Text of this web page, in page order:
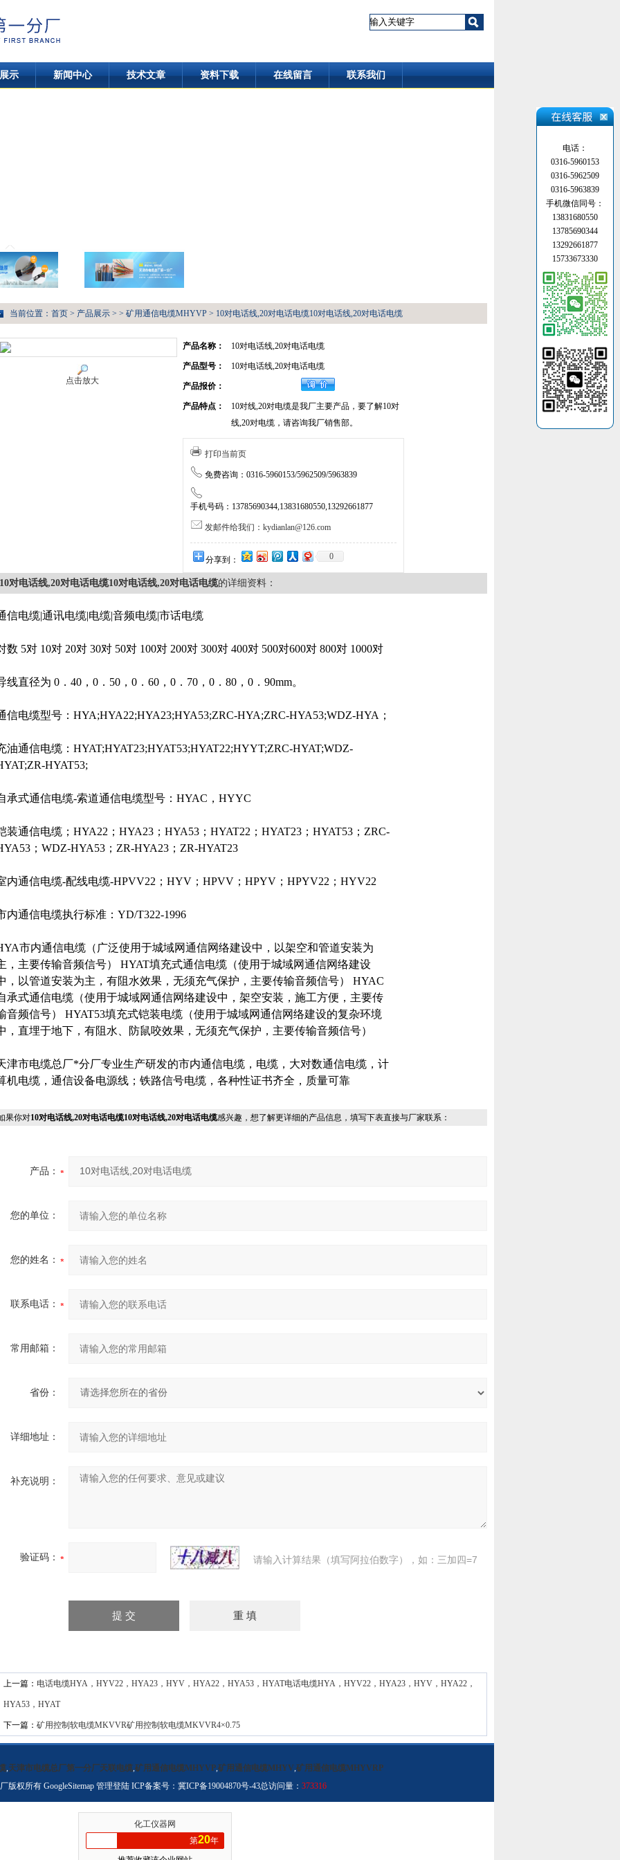
示 新闻中心 技术文章 资料下载 在线留言 联系我们
当前位置： 首页 > 产品展示 > > 矿用通信电缆MHYVP > 10对电话线,20对电话电缆10对电话线,20对电话电缆
点击放大
产品名称： 10对电话线,20对电话电缆
产品型号： 10对电话线,20对电话电缆
产品报价：
产品特点：
10对线,20对电缆是我厂主要产品，要了解10对
线,20对电缆，请咨询我厂销售部。
打印当前页
免费咨询：0316-5960153/5962509/5963839
手机号码：13785690344,13831680550,13292661877
发邮件给我们：kydianlan@126.com
分享到： 0
10对电话线,20对电话电缆10对电话线,20对电话电缆的详细资料：
信电缆|通讯电缆|电缆|音频电缆|市话电缆
数 5对 10对 20对 30对 50对 100对 200对 300对 400对 500对600对 800对 1000对
线直径为 0．40，0．50，0．60，0．70，0．80，0．90mm。
信电缆型号：HYA;HYA22;HYA23;HYA53;ZRC-HYA;ZRC-HYA53;WDZ-HYA；
油通信电缆：HYAT;HYAT23;HYAT53;HYAT22;HYYT;ZRC-HYAT;WDZ-
HYAT53;
承式通信电缆-索道通信电缆型号：HYAC，HYYC
装通信电缆；HYA22；HYA23；HYA53；HYAT22；HYAT23；HYAT53；ZRC-
；WDZ-HYA53；ZR-HYA23；ZR-HYAT23
内通信电缆-配线电缆-HPVV22；HYV；HPVV；HPYV；HPYV22；HYV22
内通信电缆执行标准：YD/T322-1996
市内通信电缆（广泛使用于城域网通信网络建设中，以架空和管道安装为
，主要传输音频信号） HYAT填充式通信电缆（使用于城域网通信网络建设
，以管道安装为主，有阻水效果，无须充气保护，主要传输音频信号） HYAC
承式通信电缆（使用于城域网通信网络建设中，架空安装，施工方便，主要传
音频信号） HYAT53填充式铠装电缆（使用于城域网通信网络建设的复杂环境
，直埋于地下，有阻水、防鼠咬效果，无须充气保护，主要传输音频信号）
津市电缆总厂*分厂专业生产研发的市内通信电缆，电缆，大对数通信电缆，计
机电缆，通信设备电源线；铁路信号电缆，各种性证书齐全，质量可靠
你对10对电话线,20对电话电缆10对电话线,20对电话电缆感兴趣，想了解更详细的产品信息，填写下表直接与厂家联系：
产品：
您的单位：
您的姓名：
联系电话：
常用邮箱：
省份：
详细地址：
补充说明：
验证码： 请输入计算结果（填写阿拉伯数字），如：三加四=7
上一篇： 电话电缆HYA，HYV22，HYA23，HYV，HYA22，HYA53，HYAT电话电缆HYA，HYV22，HYA23，HYV，HYA22，
HYA53，HYAT
下一篇： 矿用控制软电缆MKVVR矿用控制软电缆MKVVR4×0.75
,天津市电缆总厂第一分厂天联电缆,矿用通信电缆MHYVP,矿用通信电缆MHYV,矿用通信电缆MHYVRP
版权所有 GoogleSitemap 管理登陆 ICP备案号： 冀ICP备19004870号-43总访问量： 373316
电话：
0316-5960153
0316-5962509
0316-5963839
手机微信同号：
13831680550
13785690344
13292661877
15733673330
化工仪器网
第20年